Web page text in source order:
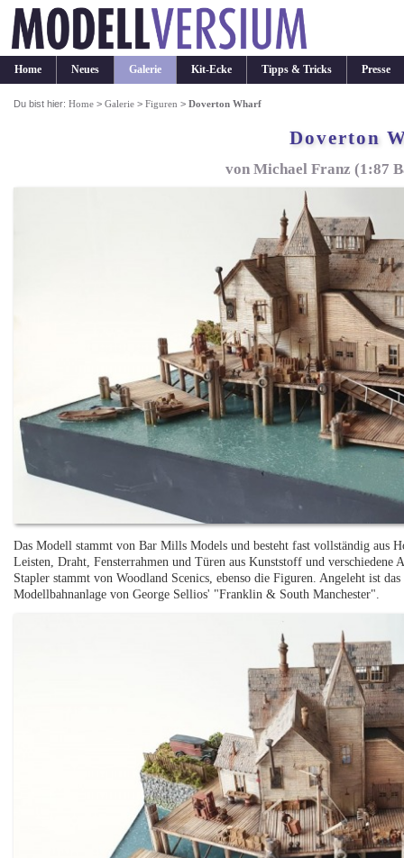
Home Neues Galerie Kit-Ecke Tipps & Tricks Presse
Du bist hier:Home >Galerie >Figuren >Doverton Wharf
Doverton
von Michael Franz (1:87
Das Modell stammt von Bar Mills Models und besteht fast vollständig aus
Leisten, Draht, Fensterrahmen und Türen aus Kunststoff und verschiedene
Stapler stammt von Woodland Scenics, ebenso die Figuren. Angeleht ist
Modellbahnanlage von George Sellios' "Franklin & South Manchester".